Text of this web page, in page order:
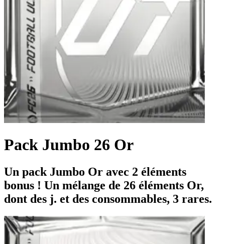
Pack Jumbo 26 Or
Un pack Jumbo Or avec 2 éléments
bonus ! Un mélange de 26 éléments Or,
dont des j. et des consommables, 3 rares.